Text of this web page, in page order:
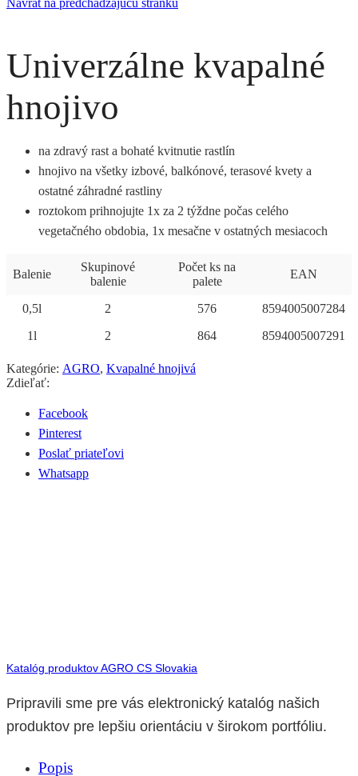
Univerzálne kvapalné
hnojivo
na zdravý rast a bohaté kvitnutie rastlín
hnojivo na všetky izbové, balkónové, terasové kvety a
ostatné záhradné rastliny
roztokom prihnojujte 1x za 2 týždne počas celého
vegetačného obdobia, 1x mesačne v ostatných mesiacoch
Balenie
Skupinové
balenie
Počet ks na
palete
EAN
0,5l 2 576
8594005007284
1l
2 864 8594005007291
Kategórie: AGRO, Kvapalné hnojivá
Zdieľať:
Facebook
Pinterest
Poslať priateľovi
Whatsapp
Katalóg produktov AGRO CS Slovakia
Pripravili sme pre vás elektronický katalóg našich
produktov pre lepšiu orientáciu v širokom portfóliu.
Popis